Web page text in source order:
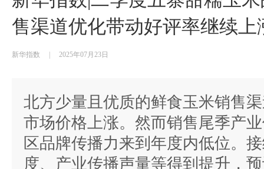
售渠道优化带动好评率继续上
新华指数 2025年07月23日
北方少量且优质的鲜食玉米销售
市场价格上涨。然而销售尾季产
区品牌传播力来到年度内低位。
度、产业传播声量等得到提升，